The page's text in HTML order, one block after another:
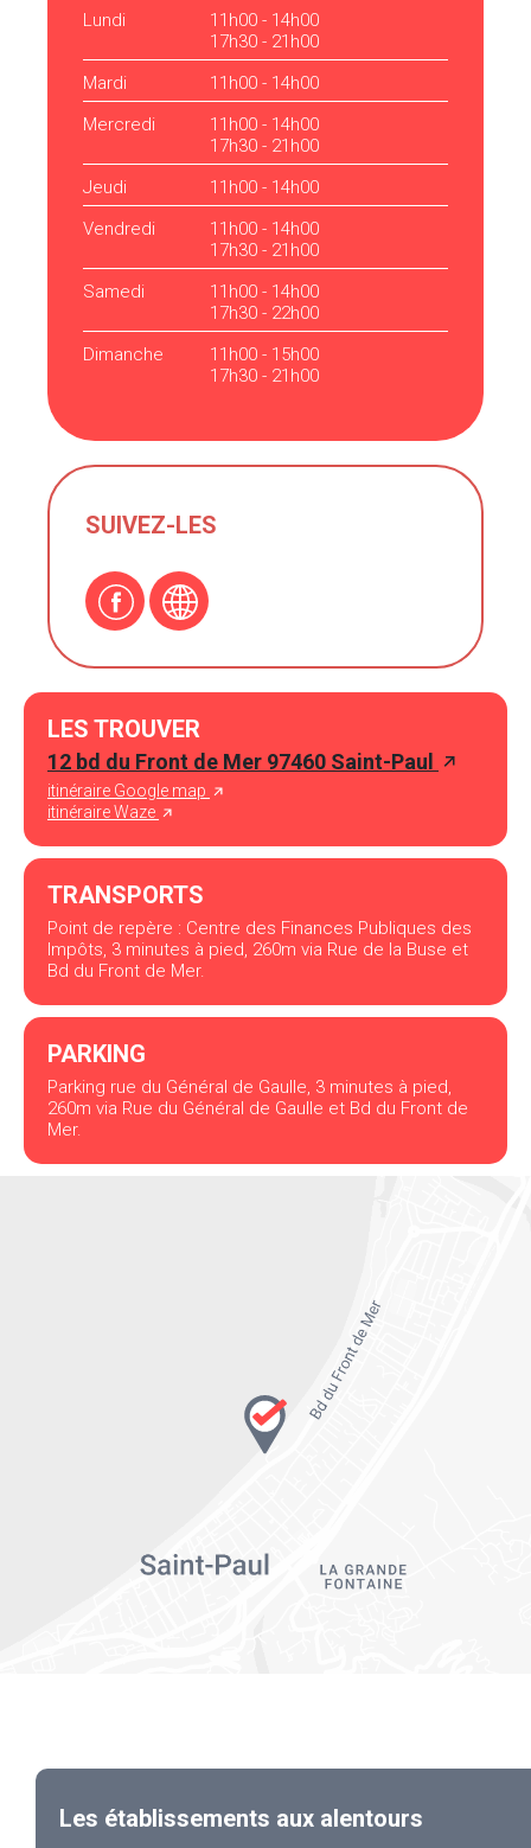
Lundi
11h00 - 14h00
17h30 - 21h00
Mardi
11h00 - 14h00
Mercredi
11h00 - 14h00
17h30 - 21h00
Jeudi
11h00 - 14h00
Vendredi
11h00 - 14h00
17h30 - 21h00
Samedi
11h00 - 14h00
17h30 - 22h00
Dimanche
11h00 - 15h00
17h30 - 21h00
SUIVEZ-LES
LES TROUVER
12 bd du Front de Mer 97460 Saint-Paul
itinéraire Google map
itinéraire Waze
TRANSPORTS
Point de repère : Centre des Finances Publiques des
Impôts, 3 minutes à pied, 260m via Rue de la Buse et
Bd du Front de Mer.
PARKING
Parking rue du Général de Gaulle, 3 minutes à pied,
260m via Rue du Général de Gaulle et Bd du Front de
Mer.
Les établissements aux alentours